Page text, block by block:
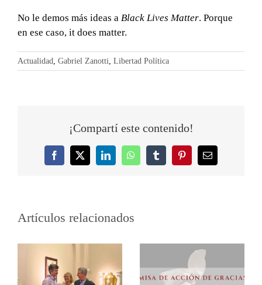
No le demos más ideas a Black Lives Matter. Porque
en ese caso, it does matter.
Actualidad, Gabriel Zanotti, Libertad Política
¡Compartí este contenido!
FacebookTwitterLinkedInWhatsAppTumblrPinterestCorreo
electrónico
Artículos relacionados